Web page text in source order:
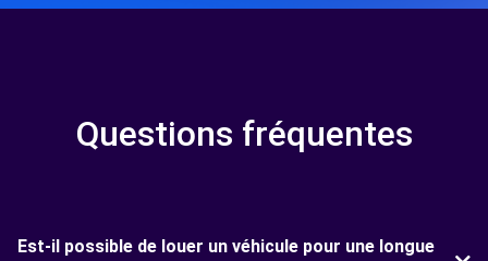
Questions fréquentes
Est-il possible de louer un véhicule pour une longue